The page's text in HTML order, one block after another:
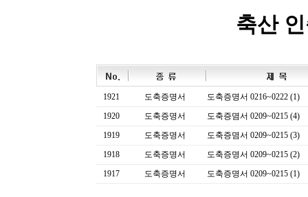
축산
1921 도축증명서
도축증명서 0216~0222 (1)
1920
도축증명서
도축증몀서 0209~0215 (4)
1919
도축증명서
도축증몀서 0209~0215 (3)
1918
도축증명서
도축증명서 0209~0215 (2)
1917
도축증명서 도축증명서 0209~0215 (1)